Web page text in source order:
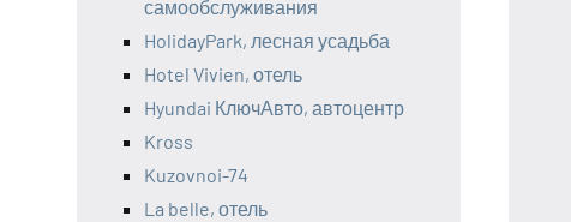
самообслуживания
HolidayPark, лесная усадьба
Hotel Vivien, отель
Hyundai КлючАвто, автоцентр
Kross
Kuzovnoi-74
La belle, отель